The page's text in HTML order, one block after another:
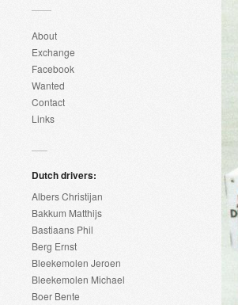
About
Exchange
Facebook
Wanted
Contact
Links
Dutch drivers:
Albers Christijan
Bakkum Matthijs
Bastiaans Phil
Berg Ernst
Bleekemolen Jeroen
Bleekemolen Michael
Boer Bente